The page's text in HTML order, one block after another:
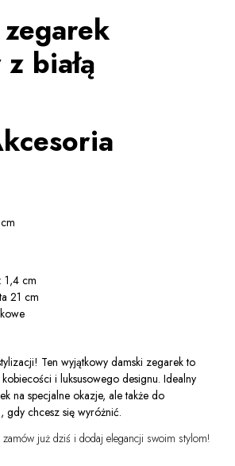
białą
1,4 cm
21 cm
Ten wyjątkowy damski zegarek to
i luksusowego designu. Idealny
na specjalne okazje, ale także do
gdy chcesz się wyróżnić.
zamów już dziś i dodaj elegancji swoim stylom!